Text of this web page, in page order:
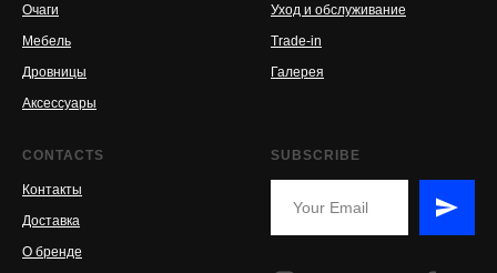
Очаги
Мебель
Дровницы
Аксессуары
Уход и обслуживание
Trade-in
Галерея
CONTACTS
Контакты
Доставка
О бренде
SUBSCRIBE